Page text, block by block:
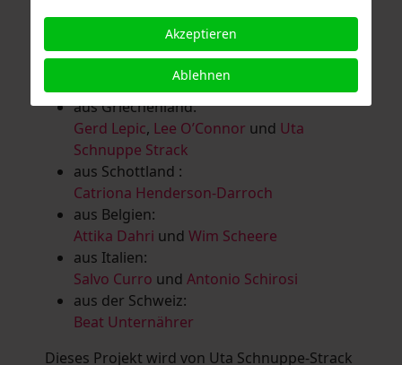
Lanzl,Heidrun MalComes,Christa Mayer-
Guntram Prochaska
Schaub,Vera Schaub,Birgit Schweimler &
Serge DevadderundRolf Thärichen
aus Griechenland:
Gerd Lepic, Lee O’Connor und Uta
Schnuppe Strack
aus Schottland :
Catriona Henderson-Darroch
aus Belgien:
Attika Dahri und Wim Scheere
aus Italien:
Salvo Curro und Antonio Schirosi
aus der Schweiz:
Beat Unternährer
Dieses Projekt wird von Uta Schnuppe-Strack
Akzeptieren
Ablehnen